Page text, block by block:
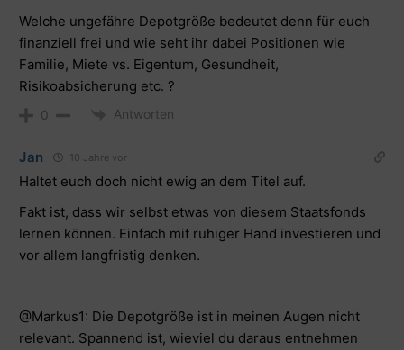
Welche ungefähre Depotgröße bedeutet denn für euch
finanziell frei und wie seht ihr dabei Positionen wie
Familie, Miete vs. Eigentum, Gesundheit,
Risikoabsicherung etc. ?
0 Antworten
Jan 10 Jahre vor
Haltet euch doch nicht ewig an dem Titel auf.
Fakt ist, dass wir selbst etwas von diesem Staatsfonds
lernen können. Einfach mit ruhiger Hand investieren und
vor allem langfristig denken.
@Markus1: Die Depotgröße ist in meinen Augen nicht
relevant. Spannend ist, wieviel du daraus entnehmen